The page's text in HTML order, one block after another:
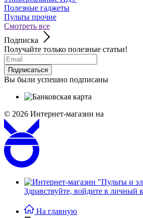
Полезные гаджеты
Пульты прочие
Смотреть все
Подписка
Получайте только полезные статьи!
Подписаться
Вы были успешно подписаны
© 2026 Интернет-магазин на
Здравствуйте, войдите в личный
На главную